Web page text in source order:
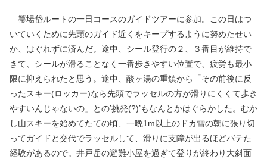
箒場岱ルートの一日コースのガイドツアーに参加。この日はつ
いていくために先頭のガイド近くをキープするように努めたせい
か、はぐれずに済んだ。途中、シール登行の２、３番目が維持で
きて、シールが滑ることなく一番歩きやすい位置で、疲労も最小
限に抑えられたと思う。途中、酸ヶ湯の重鎮から「その前後に反
ったスキー(ロッカー)なら先頭でラッセルの方が滑りにくくて歩き
やすいんじゃないの」との’挑発(?)’もなんとかはぐらかした。むか
し山スキーを始めてたての頃、一晩1m以上のドカ雪の朝に張り切
ってガイドと交代でラッセルして、滑りに支障が出るほどバテた
経験があるので。井戸岳の避難小屋を過ぎて登りが終わり大斜面